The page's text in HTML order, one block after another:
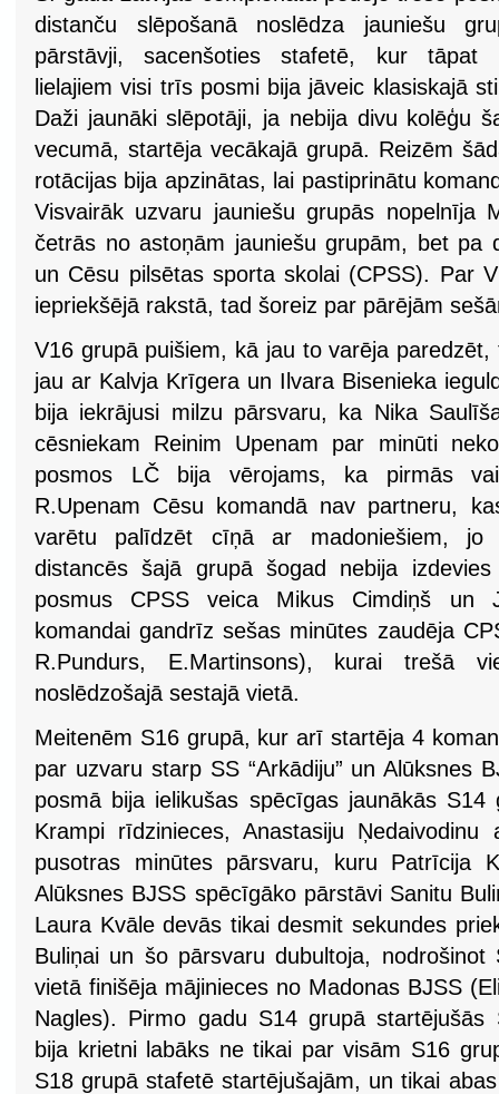
distanču slēpošanā noslēdza jauniešu
pārstāvji, sacenšoties stafetē, kur tāpat
lielajiem visi trīs posmi bija jāveic klasiskajā
Daži jaunāki slēpotāji, ja nebija divu kolēģu
vecumā, startēja vecākajā grupā. Reizēm
rotācijas bija apzinātas, lai pastiprinātu
Visvairāk uzvaru jauniešu grupās nopelnīja
četrās no astoņām jauniešu grupām, bet pa
un Cēsu pilsētas sporta skolai (CPSS). Par
iepriekšējā rakstā, tad šoreiz par pārējām
V16 grupā puišiem, kā jau to varēja
jau ar Kalvja Krīgera un Ilvara Bisenieka
bija iekrājusi milzu pārsvaru, ka Nika
cēsniekam Reinim Upenam par minūti
posmos LČ bija vērojams, ka pirmās
R.Upenam Cēsu komandā nav partneru,
varētu palīdzēt cīņā ar madoniešiem, jo
distancēs šajā grupā šogad nebija
posmus CPSS veica Mikus Cimdiņš un
komandai gandrīz sešas minūtes zaudēja
R.Pundurs, E.Martinsons), kurai trešā
noslēdzošajā sestajā vietā.
Meitenēm S16 grupā, kur arī startēja 4
par uzvaru starp SS “Arkādiju” un Alūksnes
posmā bija ielikušas spēcīgas jaunākās
Krampi rīdzinieces, Anastasiju Ņedaivodinu
pusotras minūtes pārsvaru, kuru Patrīcija
Alūksnes BJSS spēcīgāko pārstāvi Sanitu
Laura Kvāle devās tikai desmit sekundes
Buliņai un šo pārsvaru dubultoja, nodrošinot
vietā finišēja mājinieces no Madonas BJSS
Nagles). Pirmo gadu S14 grupā startējušās
bija krietni labāks ne tikai par visām S16
S18 grupā stafetē startējušajām, un tikai